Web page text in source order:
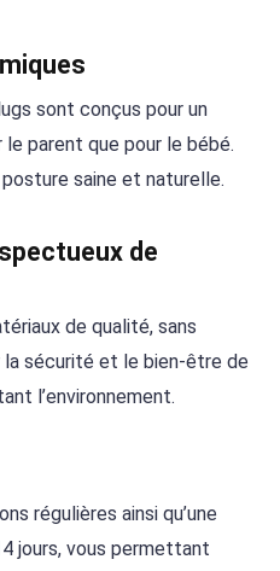
sont conçus pour un
parent que pour le bébé.
saine et naturelle.
de
de qualité, sans
sécurité et le bien-être de
l’environnement.
régulières ainsi qu’une
jours, vous permettant